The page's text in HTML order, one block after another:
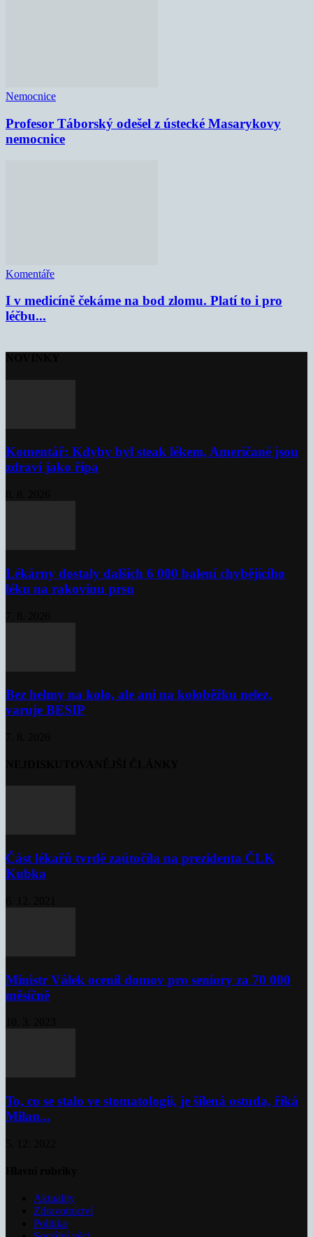
Nemocnice
Profesor Táborský odešel z ústecké Masarykovy
nemocnice
Komentáře
I v medicíně čekáme na bod zlomu. Platí to i pro
léčbu...
Komentář: Kdyby byl steak lékem, Američané jsou
zdraví jako řípa
Lékárny dostaly dalších 6 000 balení chybějícího
léku na rakovinu prsu
Bez helmy na kolo, ale ani na koloběžku nelez,
varuje BESIP
Část lékařů tvrdě zaútočila na prezidenta ČLK
Kubka
Ministr Válek ocenil domov pro seniory za 70 000
měsíčně
To, co se stalo ve stomatologii, je šílená ostuda, říká
Milan...
Aktuality
Zdravotnictví
Politika